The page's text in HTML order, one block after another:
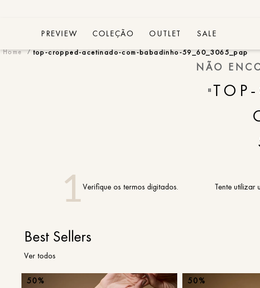
PREVIEW COLEÇÃO OUTLET SALE
top-cropped-acetinado-com-babadinho-59_60_3065_pap
NÃO
"
Verifique os termos digitados. Tente utilizar
Best Sellers
Ver todos
50% 50%